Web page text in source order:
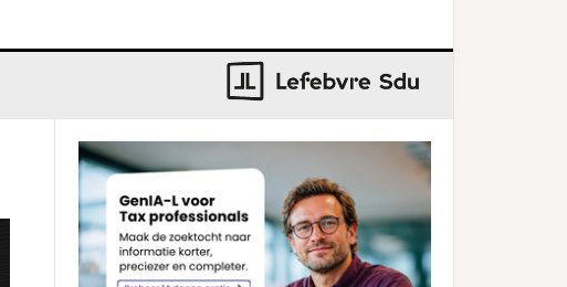
Sidebar